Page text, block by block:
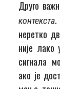
Друго
контекста.
неретко
није лако
сигнала
ако је